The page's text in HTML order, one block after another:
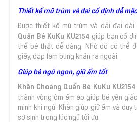
Thiết kế mũ trùm và đai cố định dễ mặc
Được thiết kế mũ trùm và dải đai dài
Quấn Bé KuKu KU2154 giúp bạn cố
thể bé thật dễ dàng. Nhờ đó có thể
giãy, đạp làm bung khăn ra ngoài.
Giúp bé ngủ ngon, giữ ấm tốt
Khăn Choàng Quấn Bé KuKu KU2154
thành vòng ôm ấm áp giúp bé yên
mình khi ngủ. Khăn giúp giữ ấm và
sơ sinh trong lúc ngủ tối ưu.